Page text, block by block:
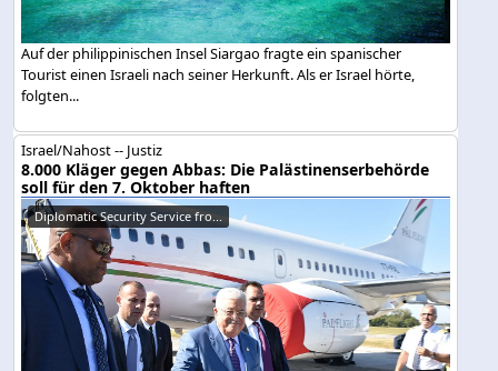
Auf der philippinischen Insel Siargao fragte ein spanischer
Tourist einen Israeli nach seiner Herkunft. Als er Israel hörte,
folgten...
Israel/Nahost -- Justiz
8.000 Kläger gegen Abbas: Die Palästinenserbehörde
soll für den 7. Oktober haften
Diplomatic Security Service fro...